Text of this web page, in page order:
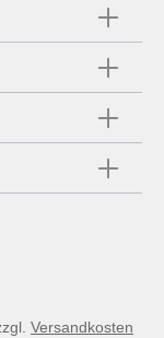
Versandkosten